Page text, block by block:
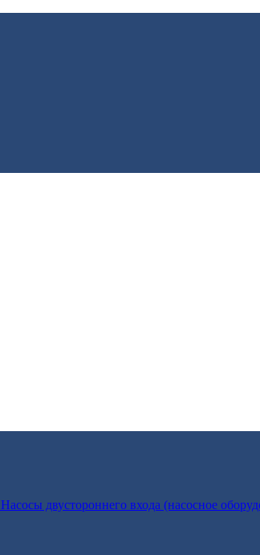
Насосы двустороннего входа (насосное